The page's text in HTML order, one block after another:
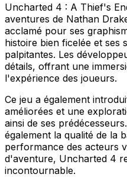
Uncharted 4 : A Thief's
aventures de Nathan
acclamé pour ses
histoire bien ficelée et ses
palpitantes. Les
détails, offrant une
l'expérience des joueurs.
Ce jeu a également
améliorées et une
ainsi de ses
également la qualité de la
performance des acteurs
d'aventure, Uncharted 4
incontournable.